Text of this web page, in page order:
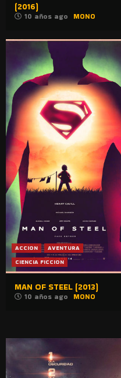
(2016)
10 años ago MONO
ACCION
AVENTURA
CIENCIA FICCION
MAN OF STEEL (2013)
10 años ago MONO